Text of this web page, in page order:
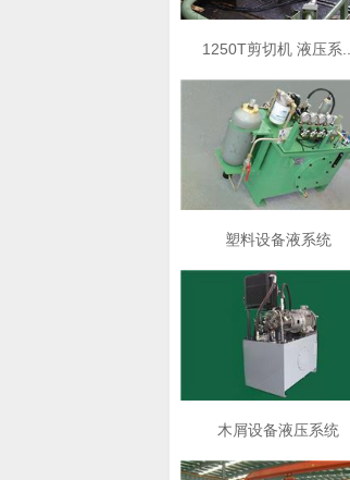
1250T剪切机 液压系...
塑料设备液系统
木屑设备液压系统